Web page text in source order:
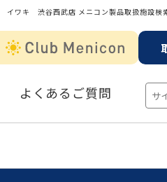
イワキ 渋谷西武店 メニコン製品取扱施設検
よくあるご質問